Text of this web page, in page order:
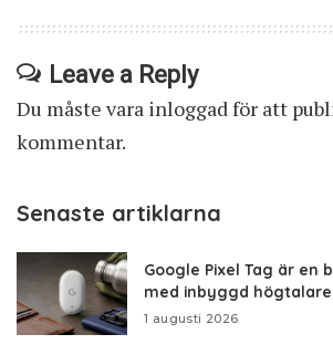
Leave a Reply
Du måste vara inloggadför att
kommentar.
Senaste artiklarna
Google Pixel Tag är en
med inbyggd högtalare
1 augusti 2026